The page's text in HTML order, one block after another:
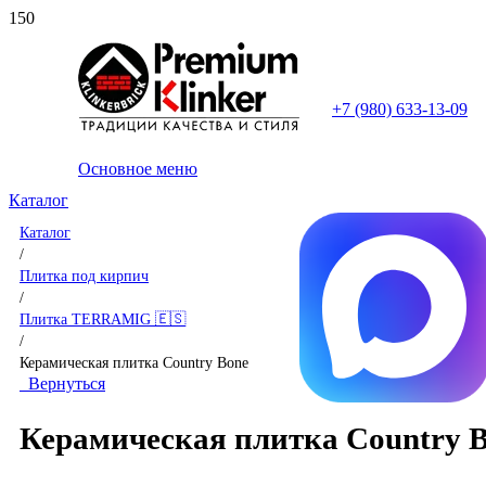
+7 (980) 633-13-09
Основное меню
Каталог
Каталог
/
Плитка под кирпич
/
Плитка TERRAMIG 🇪🇸
/
Керамическая плитка Country Bone
Вернуться
Керамическая плитка Country